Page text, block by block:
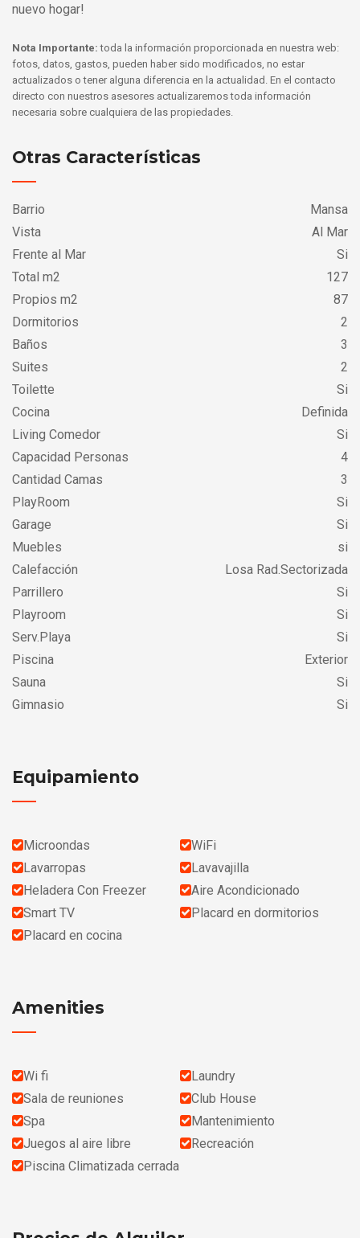
nuevo hogar!
Nota Importante:toda la información proporcionada en nuestra web:
fotos, datos, gastos, pueden haber sido modificados, no estar
actualizados o tener alguna diferencia en la actualidad. En el contacto
directo con nuestros asesores actualizaremos toda información
necesaria sobre cualquiera de las propiedades.
Otras Características
Barrio
Mansa
Vista
Al Mar
Frente al Mar
Si
Total m2
127
Propios m2
87
Dormitorios
2
Baños
3
Suites
2
Toilette
Si
Cocina
Definida
Living Comedor
Si
Capacidad Personas
4
Cantidad Camas
3
PlayRoom
Si
Garage
Si
Muebles
si
Calefacción
Losa Rad.Sectorizada
Parrillero
Si
Playroom
Si
Serv.Playa
Si
Piscina
Exterior
Sauna
Si
Gimnasio
Si
Equipamiento
Microondas
WiFi
Lavarropas
Lavavajilla
Heladera Con Freezer
Aire Acondicionado
Smart TV
Placard en dormitorios
Placard en cocina
Amenities
Wi fi
Laundry
Sala de reuniones
Club House
Spa
Mantenimiento
Juegos al aire libre
Recreación
Piscina Climatizada cerrada